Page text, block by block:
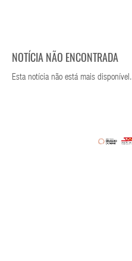
NOTÍCIA NÃO ENCONTRADA
Esta notícia não está mais disponível.